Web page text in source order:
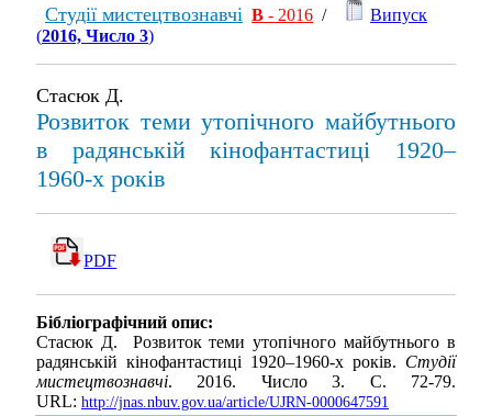
Студії мистецтвознавчі В - 2016 /
Випуск
(2016, Число 3)
Стасюк Д.
Розвиток теми утопічного майбутнього
в радянській кінофантастиці 1920–
1960-х років
PDF
Бібліографічний опис:
Стасюк Д. Розвиток теми утопічного майбутнього в
радянській кінофантастиці 1920–1960-х років. Студії
мистецтвознавчі. 2016. Число 3. С. 72-79.
URL: http://jnas.nbuv.gov.ua/article/UJRN-0000647591